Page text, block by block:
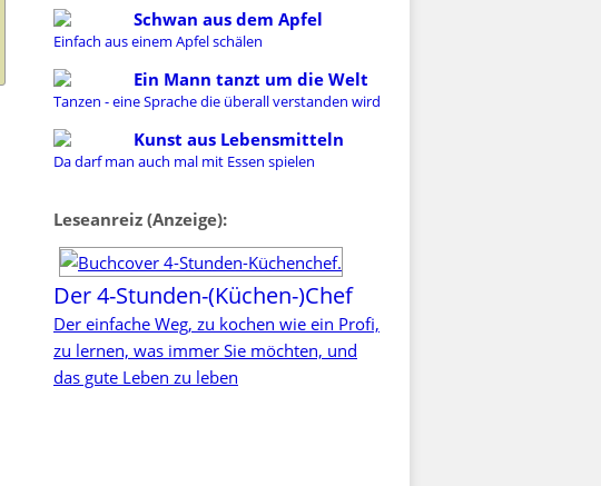
Schwan aus dem Apfel
Einfach aus einem Apfel schälen
Ein Mann tanzt um die Welt
Tanzen - eine Sprache die überall verstanden wird
Kunst aus Lebensmitteln
Da darf man auch mal mit Essen spielen
Leseanreiz (Anzeige):
Der 4-Stunden-(Küchen-)Chef
Der einfache Weg, zu kochen wie ein Profi,
zu lernen, was immer Sie möchten, und
das gute Leben zu leben